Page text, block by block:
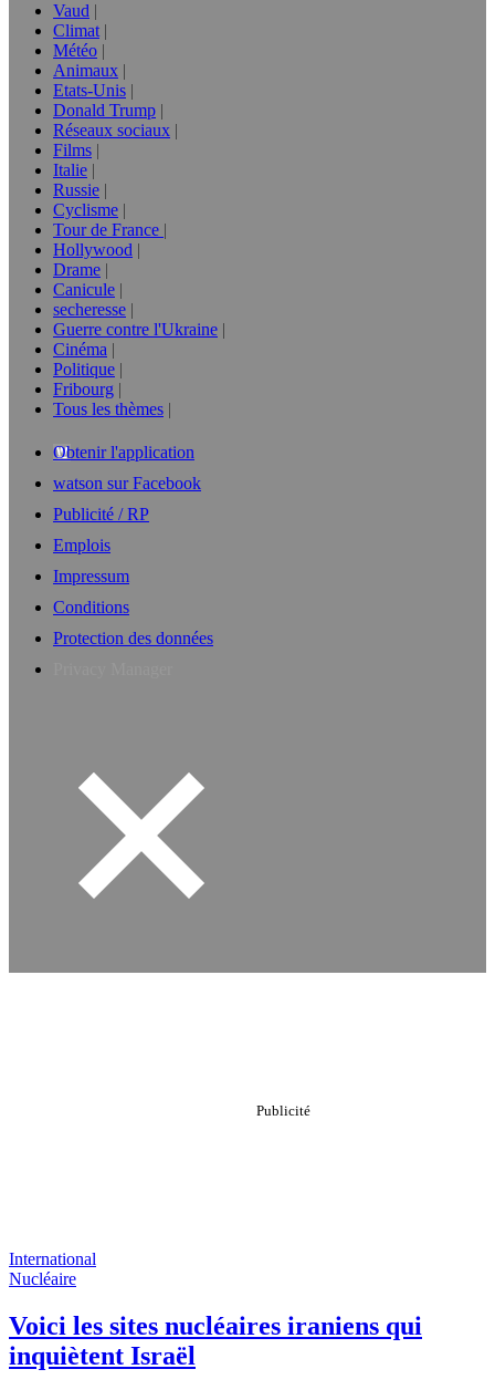
Vaud
Climat
Météo
Animaux
Etats-Unis
Donald Trump
Réseaux sociaux
Films
Italie
Russie
Cyclisme
Tour de France
Hollywood
Drame
Canicule
secheresse
Guerre contre l'Ukraine
Cinéma
Politique
Fribourg
Tous les thèmes
Obtenir l'application
watson sur Facebook
Publicité / RP
Emplois
Impressum
Conditions
Protection des données
International
Nucléaire
Voici les sites nucléaires iraniens qui
inquiètent Israël